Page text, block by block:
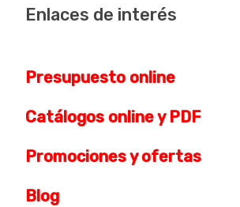
Enlaces de interés
Presupuesto online
Catálogos online y PDF
Promociones y ofertas
Blog